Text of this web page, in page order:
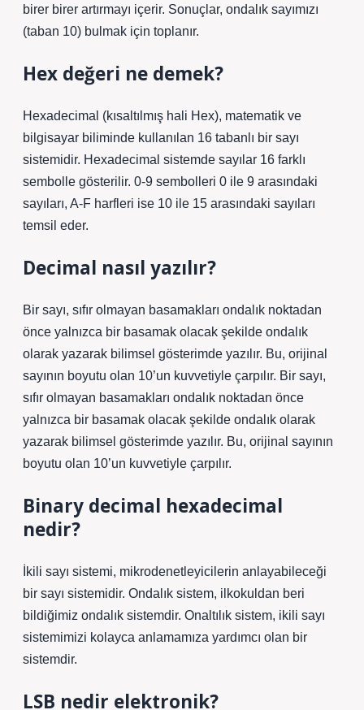
birer birer artırmayı içerir. Sonuçlar, ondalık sayımızı
(taban 10) bulmak için toplanır.
Hex değeri ne demek?
Hexadecimal (kısaltılmış hali Hex), matematik ve
bilgisayar biliminde kullanılan 16 tabanlı bir sayı
sistemidir. Hexadecimal sistemde sayılar 16 farklı
sembolle gösterilir. 0-9 sembolleri 0 ile 9 arasındaki
sayıları, A-F harfleri ise 10 ile 15 arasındaki sayıları
temsil eder.
Decimal nasıl yazılır?
Bir sayı, sıfır olmayan basamakları ondalık noktadan
önce yalnızca bir basamak olacak şekilde ondalık
olarak yazarak bilimsel gösterimde yazılır. Bu, orijinal
sayının boyutu olan 10’un kuvvetiyle çarpılır. Bir sayı,
sıfır olmayan basamakları ondalık noktadan önce
yalnızca bir basamak olacak şekilde ondalık olarak
yazarak bilimsel gösterimde yazılır. Bu, orijinal sayının
boyutu olan 10’un kuvvetiyle çarpılır.
Binary decimal hexadecimal
nedir?
İkili sayı sistemi, mikrodenetleyicilerin anlayabileceği
bir sayı sistemidir. Ondalık sistem, ilkokuldan beri
bildiğimiz ondalık sistemdir. Onaltılık sistem, ikili sayı
sistemimizi kolayca anlamamıza yardımcı olan bir
sistemdir.
LSB nedir elektronik?